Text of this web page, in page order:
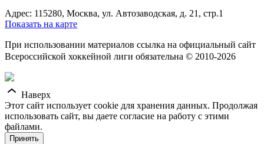
Адрес: 115280, Москва, ул. Автозаводская, д. 21, стр.1
Показать на карте
При использовании материалов ссылка на официальный сайт
Всероссийской хоккейной лиги обязательна © 2010-2026
Наверх
Этот сайт использует cookie для хранения данных. Продолжая
использовать сайт, вы даете согласие на работу с этими
файлами.
Принять